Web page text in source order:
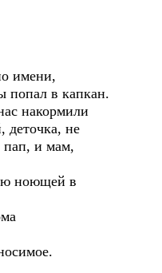
имени,
попал в капкан.
накормили
не
пап, и мам,
ноющей в